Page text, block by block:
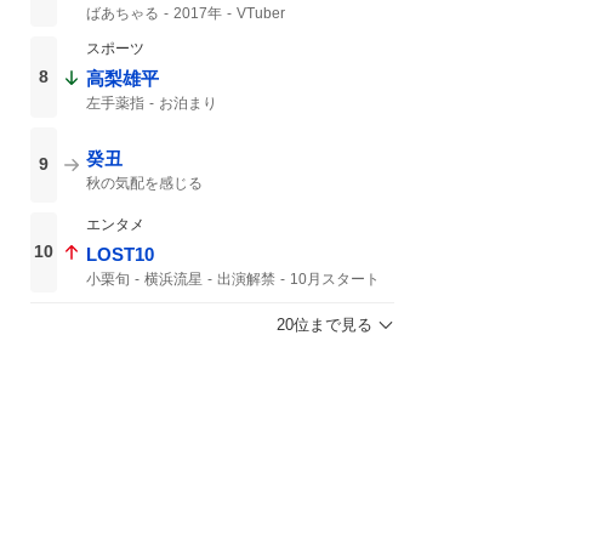
ばあちゃる 2017年 VTuber
8
スポーツ
高梨雄平
左手薬指 お泊まり
9 癸丑
秋の気配を感じる
10
エンタメ
LOST10
小栗旬 横浜流星 出演解禁
10月スタート
20位まで見る